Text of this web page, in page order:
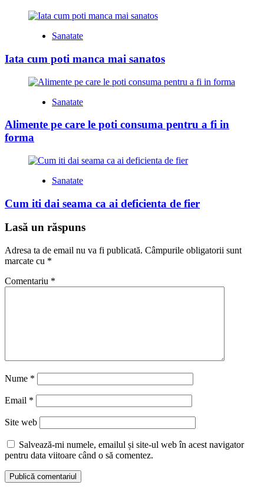
Sanatate
Iata cum poti manca mai sanatos
Sanatate
Alimente pe care le poti consuma pentru a fi in
forma
Sanatate
Cum iti dai seama ca ai deficienta de fier
Lasă un răspuns
Adresa ta de email nu va fi publicată. Câmpurile obligatorii sunt
marcate cu *
Comentariu *
Nume *
Email *
Site web
Salvează-mi numele, emailul și site-ul web în acest navigator
pentru data viitoare când o să comentez.